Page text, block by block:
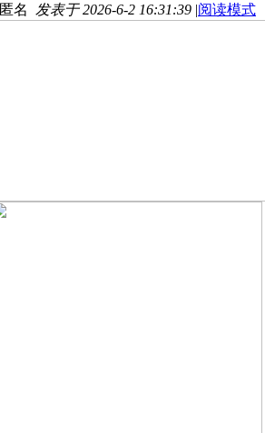
匿名 发表于 2026-6-2 16:31:39 |阅读模式